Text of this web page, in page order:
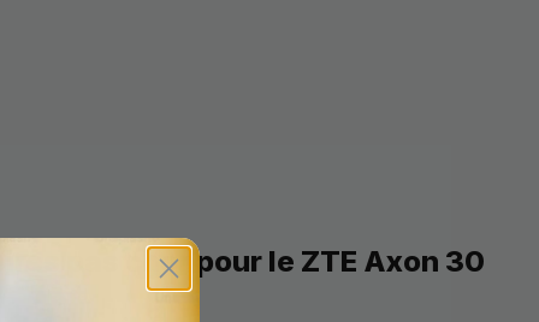
pas cher pour le ZTE Axon 30